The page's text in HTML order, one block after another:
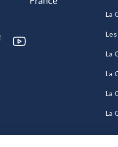
La
La
La
La
La